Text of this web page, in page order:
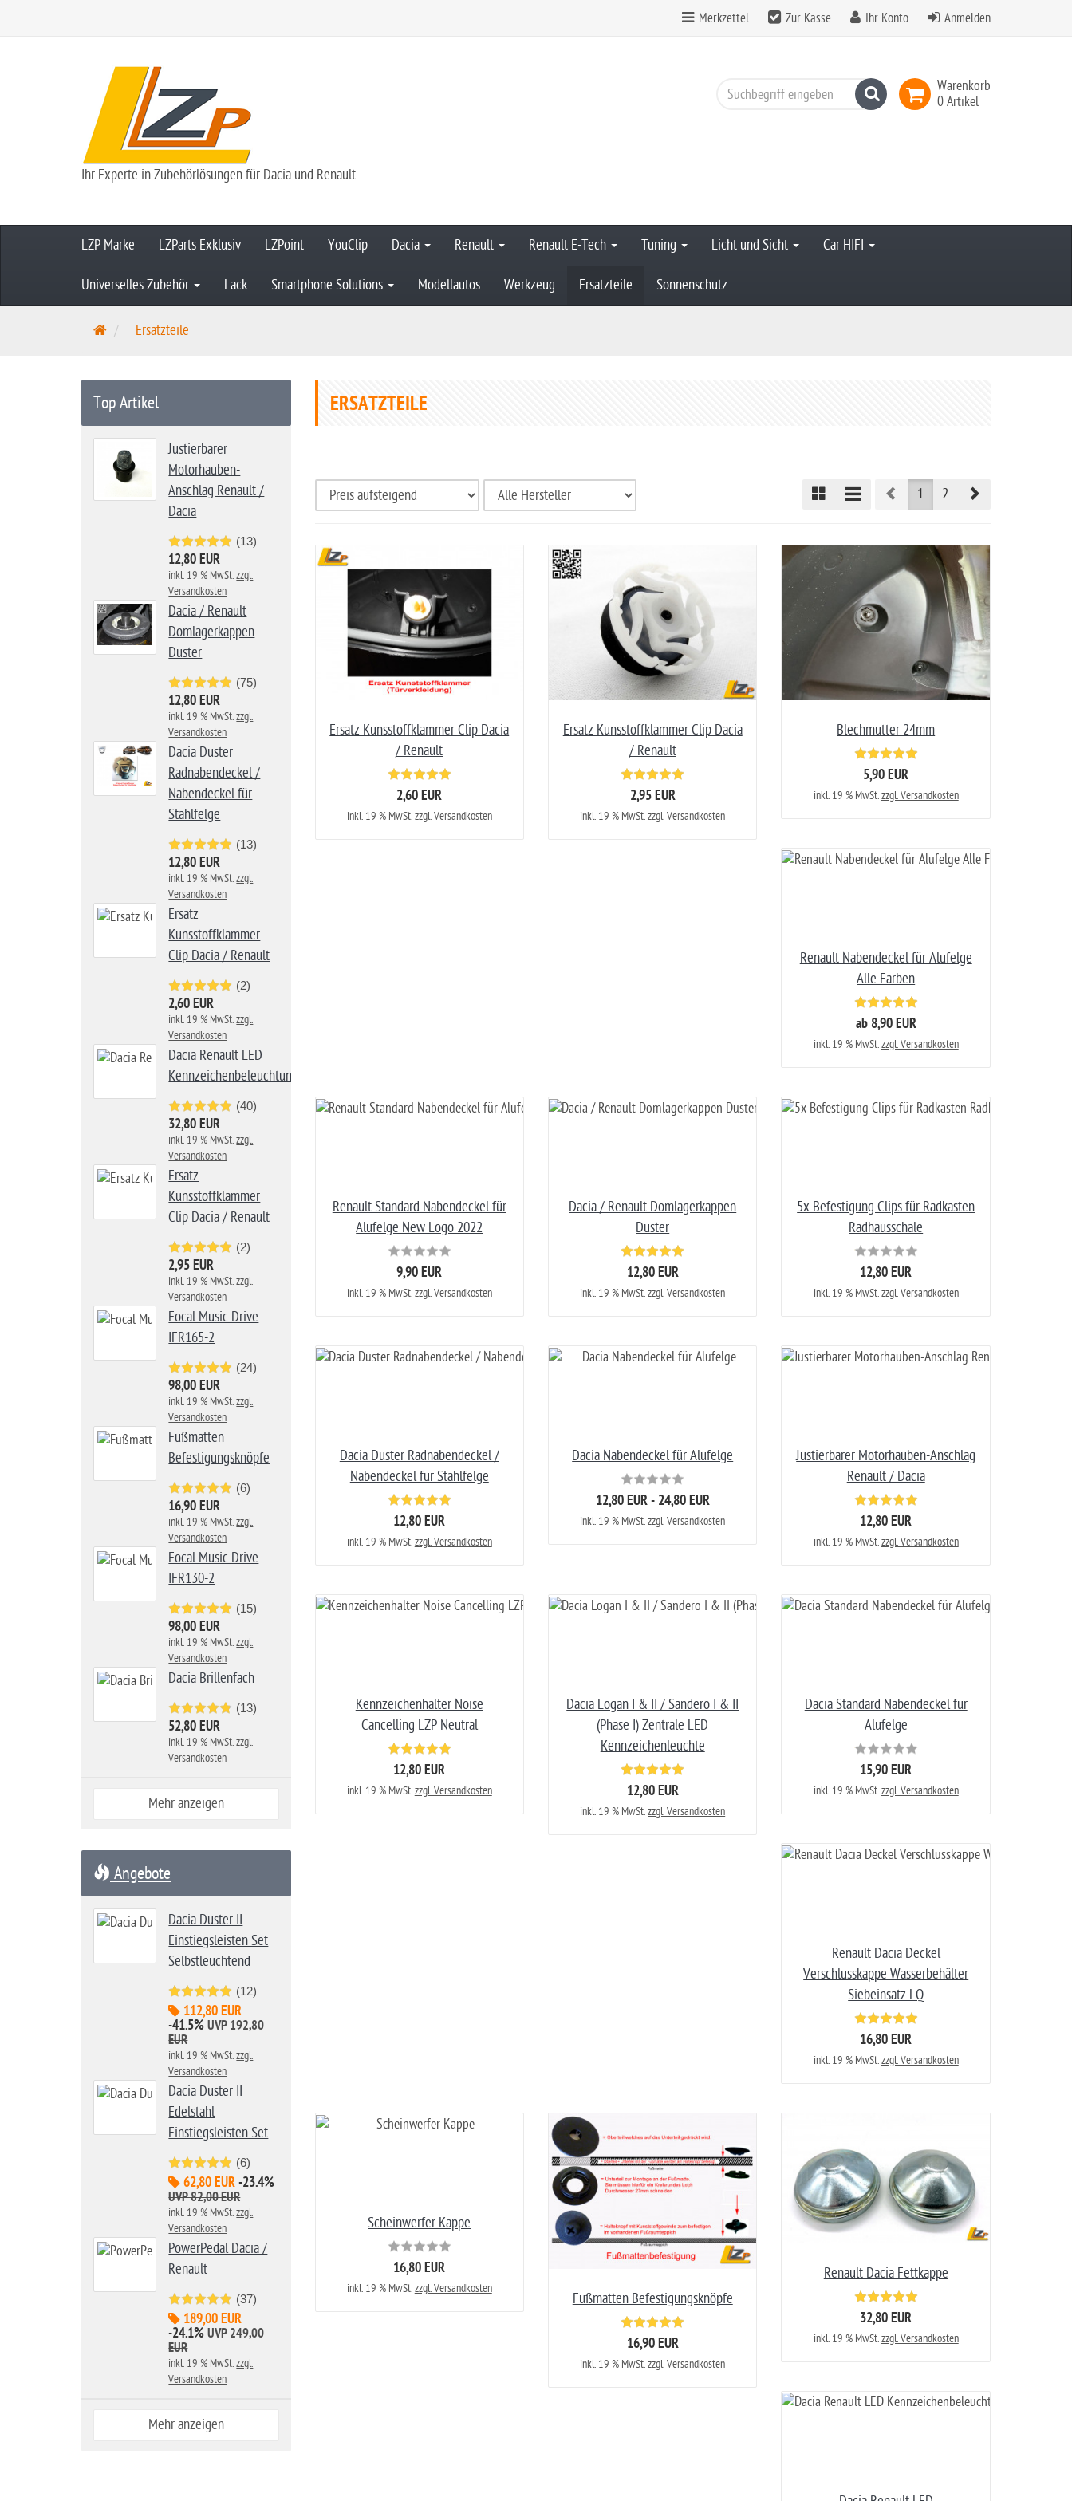
Merkzettel Zur Kasse Ihr Konto Anmelden
Ihr Experte in Zubehörlösungen für Dacia und Renault
Warenkorb
0 Artikel
Suchen
LZP Marke LZParts Exklusiv LZPoint YouClip Dacia Renault Renault E-Tech Tuning Licht und Sicht Car HIFI
Universelles Zubehör Lack Smartphone Solutions Modellautos Werkzeug Ersatzteile Sonnenschutz
S
t
Ersatzteile
ERSATZTEILE
Prev1 2
Ersatz Kunsstoffklammer Clip Dacia
/ Renault
2,60 EUR
inkl. 19 % MwSt.zzgl. Versandkosten
Ersatz Kunsstoffklammer Clip Dacia
/ Renault
2,95 EUR
inkl. 19 % MwSt.zzgl. Versandkosten
Blechmutter 24mm
5,90 EUR
inkl. 19 % MwSt.zzgl. Versandkosten
Renault Nabendeckel für Alufelge
Alle Farben
ab 8,90 EUR
inkl. 19 % MwSt.zzgl. Versandkosten
Renault Standard Nabendeckel für
Alufelge New Logo 2022
9,90 EUR
inkl. 19 % MwSt.zzgl. Versandkosten
Dacia / Renault Domlagerkappen
Duster
12,80 EUR
inkl. 19 % MwSt.zzgl. Versandkosten
5x Befestigung Clips für Radkasten
Radhausschale
12,80 EUR
inkl. 19 % MwSt.zzgl. Versandkosten
Dacia Duster Radnabendeckel /
Nabendeckel für Stahlfelge
12,80 EUR
inkl. 19 % MwSt.zzgl. Versandkosten
Dacia Nabendeckel für Alufelge
12,80 EUR - 24,80 EUR
inkl. 19 % MwSt.zzgl. Versandkosten
Justierbarer Motorhauben-Anschlag
Renault / Dacia
12,80 EUR
inkl. 19 % MwSt.zzgl. Versandkosten
Kennzeichenhalter Noise
Cancelling LZP Neutral
12,80 EUR
inkl. 19 % MwSt.zzgl. Versandkosten
Dacia Logan I & II / Sandero I & II
(Phase I) Zentrale LED
Kennzeichenleuchte
12,80 EUR
inkl. 19 % MwSt.zzgl. Versandkosten
Dacia Standard Nabendeckel für
Alufelge
15,90 EUR
inkl. 19 % MwSt.zzgl. Versandkosten
Renault Dacia Deckel
Verschlusskappe Wasserbehälter
Siebeinsatz LQ
16,80 EUR
inkl. 19 % MwSt.zzgl. Versandkosten
Scheinwerfer Kappe
16,80 EUR
inkl. 19 % MwSt.zzgl. Versandkosten
Fußmatten Befestigungsknöpfe
16,90 EUR
inkl. 19 % MwSt.zzgl. Versandkosten
Renault Dacia Fettkappe
32,80 EUR
inkl. 19 % MwSt.zzgl. Versandkosten
Top Artikel
Justierbarer
Motorhauben-
Anschlag Renault /
Dacia
(13)
12,80 EUR
inkl. 19 % MwSt.zzgl.
Versandkosten
Dacia / Renault
Domlagerkappen
Duster
(75)
12,80 EUR
inkl. 19 % MwSt.zzgl.
Versandkosten
Dacia Duster
Radnabendeckel /
Nabendeckel für
Stahlfelge
(13)
12,80 EUR
inkl. 19 % MwSt.zzgl.
Versandkosten
Ersatz
Kunsstoffklammer
Clip Dacia / Renault
(2)
2,60 EUR
inkl. 19 % MwSt.zzgl.
Versandkosten
Dacia Renault LED
Kennzeichenbeleuchtung
(40)
32,80 EUR
inkl. 19 % MwSt.zzgl.
Versandkosten
Ersatz
Kunsstoffklammer
Clip Dacia / Renault
(2)
2,95 EUR
inkl. 19 % MwSt.zzgl.
Versandkosten
Focal Music Drive
IFR165-2
(24)
98,00 EUR
inkl. 19 % MwSt.zzgl.
Versandkosten
Fußmatten
Befestigungsknöpfe
(6)
16,90 EUR
inkl. 19 % MwSt.zzgl.
Versandkosten
Focal Music Drive
IFR130-2
(15)
98,00 EUR
inkl. 19 % MwSt.zzgl.
Versandkosten
Dacia Brillenfach
(13)
52,80 EUR
inkl. 19 % MwSt.zzgl.
Versandkosten
Mehr anzeigen
Angebote
Dacia Duster II
Einstiegsleisten Set
Selbstleuchtend
(12)
112,80 EUR
-41.5% UVP 192,80
EUR
inkl. 19 % MwSt.zzgl.
Versandkosten
Dacia Duster II
Edelstahl
Einstiegsleisten Set
(6)
62,80 EUR-23.4%
UVP 82,00 EUR
inkl. 19 % MwSt.zzgl.
Versandkosten
PowerPedal Dacia /
Renault
(37)
189,00 EUR
-24.1% UVP 249,00
EUR
inkl. 19 % MwSt.zzgl.
Versandkosten
Mehr anzeigen